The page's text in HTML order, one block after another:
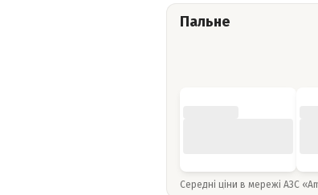
Пальне
Середні ціни в мережі АЗС